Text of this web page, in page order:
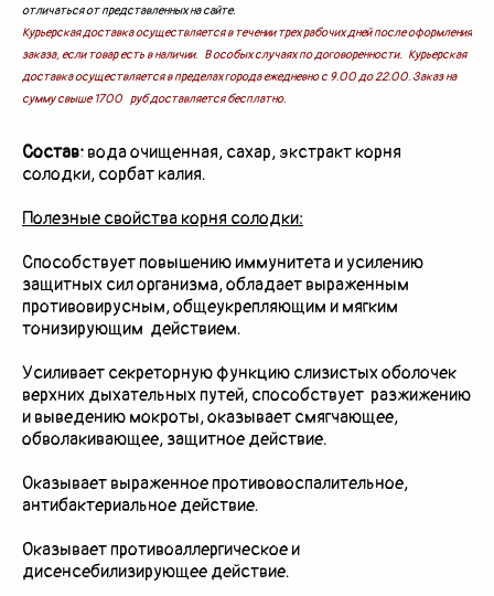
отличаться от представленных на сайте.
Курьерская доставка осуществляется в течении трех рабочих дней после оформления
заказа, если товар есть в наличии. В особых случаях по договоренности. Курьерская
доставка осуществляется в пределах города ежедневно с 9.00 до 22.00. Заказ на
сумму свыше 1700 руб доставляется бесплатно.
Состав: вода очищенная, сахар, экстракт корня
солодки, сорбат калия.
Полезные свойства корня солодки:
Способствует повышению иммунитета и усилению
защитных сил организма, обладает выраженным
противовирусным, общеукрепляющим и мягким
тонизирующим действием.
Усиливает секреторную функцию слизистых оболочек
верхних дыхательных путей, способствует разжижению
и выведению мокроты, оказывает смягчающее,
обволакивающее, защитное действие.
Оказывает выраженное противовоспалительное,
антибактериальное действие.
Оказывает противоаллергическое и
дисенсебилизирующее действие.